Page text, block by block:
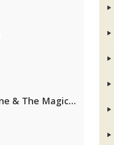
Purple Disco Machine & The Magician